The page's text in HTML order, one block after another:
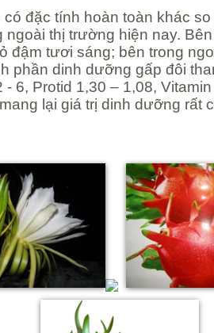
đặc tính hoàn toàn khác
thị trường hiện nay.
đậm tươi sáng; bên trong
phần dinh dưỡng gấp đôi
- 6, Protid 1,30 – 1,08,
lại giá trị dinh dưỡng rất